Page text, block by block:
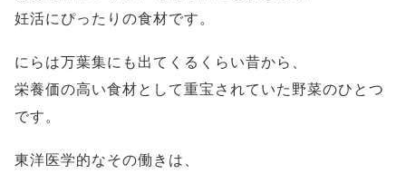
妊活にぴったりの食材です。
にらは万葉集にも出てくるくらい昔から、
栄養価の高い食材として重宝されていた野菜のひとつ
です。
東洋医学的なその働きは、